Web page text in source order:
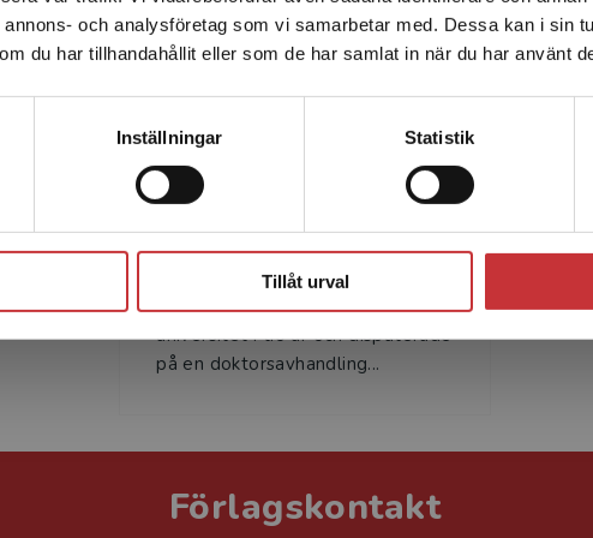
och analysföretag som vi samarbetar med. Dessa kan i sin
du har tillhandahållit eller som de har samlat in när du har använt
Inställningar Statistik
Tillåt urval
Sverige. För att kunna slutföra ett köp måste
leveransadressen vara i Sverige.Läs mer
Silwa Claesson har varit lärare i
grundskolan i sexton år,
metodiklärare vid Göteborgs
universitet i tio år och disputerade
på en doktorsavhandling...
Förlagskontakt